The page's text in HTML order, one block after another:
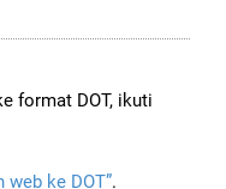
format DOT, ikuti
web ke DOT”.